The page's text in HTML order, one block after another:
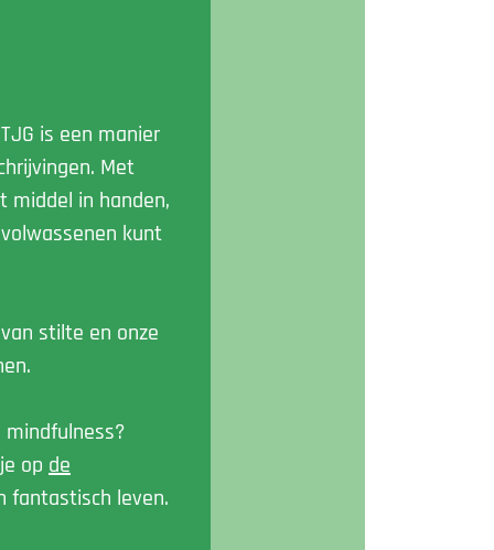
is een manier
​Met
middel in handen,
kunt
stilte en onze
op de
fantastisch leven.